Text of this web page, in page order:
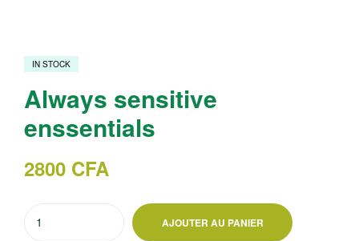
IN STOCK
Always sensitive
enssentials
2800 CFA
AJOUTER AU PANIER